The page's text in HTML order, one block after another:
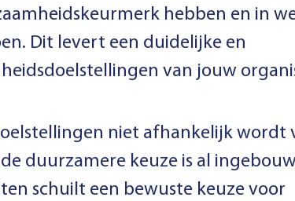
hebben en in
Dit levert een duidelijke en
van jouw
niet afhankelijk wordt
duurzamere keuze is al
schuilt een bewuste keuze voor